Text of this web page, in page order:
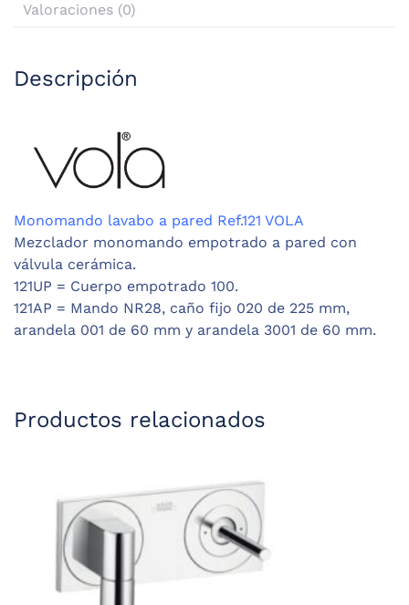
Valoraciones (0)
Descripción
Monomando lavabo a pared Ref.121 VOLA
Mezclador monomando empotrado a pared con
válvula cerámica.
121UP = Cuerpo empotrado 100.
121AP = Mando NR28, caño fijo 020 de 225 mm,
arandela 001 de 60 mm y arandela 3001 de 60 mm.
Productos relacionados